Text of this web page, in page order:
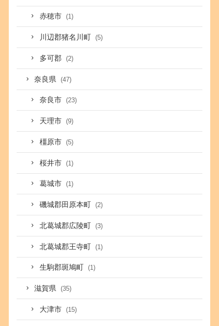
赤穂市 (1)
川辺郡猪名川町 (5)
多可郡 (2)
奈良県 (47)
奈良市 (23)
天理市 (9)
橿原市 (5)
桜井市 (1)
葛城市 (1)
磯城郡田原本町 (2)
北葛城郡広陵町 (3)
北葛城郡王寺町 (1)
生駒郡斑鳩町 (1)
滋賀県 (35)
大津市 (15)